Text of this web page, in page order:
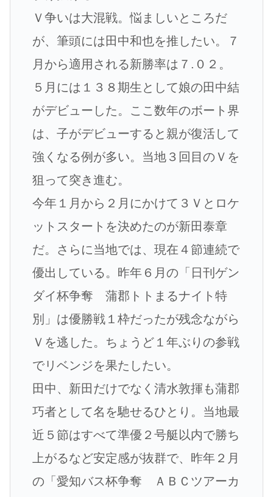
Ｖ争いは大混戦。悩ましいところだ
が、筆頭には田中和也を推したい。７
月から適用される新勝率は７.０２。
５月には１３８期生として娘の田中結
がデビューした。ここ数年のボート界
は、子がデビューすると親が復活して
強くなる例が多い。当地３回目のＶを
狙って突き進む。
今年１月から２月にかけて３Ｖとロケ
ットスタートを決めたのが新田泰章
だ。さらに当地では、現在４節連続で
優出している。昨年６月の「日刊ゲン
ダイ杯争奪 蒲郡トトまるナイト特
別」は優勝戦１枠だったが残念ながら
Ｖを逃した。ちょうど１年ぶりの参戦
でリベンジを果たしたい。
田中、新田だけでなく清水敦揮も蒲郡
巧者として名を馳せるひとり。当地最
近５節はすべて準優２号艇以内で勝ち
上がるなど安定感が抜群で、昨年２月
の「愛知バス杯争奪 ＡＢＣツアーカ